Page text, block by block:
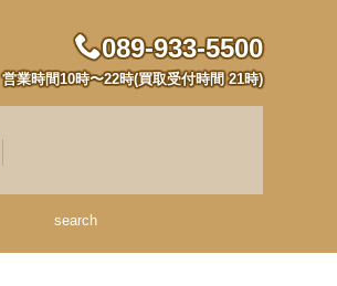
089-933-5500
営業時間10時〜22時(買取受付時間 21時)
search